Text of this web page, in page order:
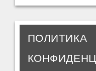
ПОЛИТИКА